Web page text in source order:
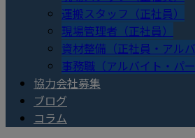
運搬スタッフ（正社員）
現場管理者（正社員）
資材整備（正社員・アルバ
事務職（アルバイト・パー
協力会社募集
ブログ
コラム